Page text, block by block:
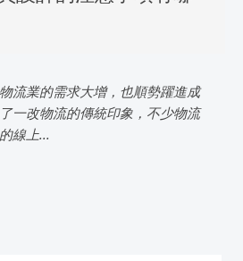
流業的需求大增，也順勢躍進成
一改物流的傳統印象，不少物流
線上...